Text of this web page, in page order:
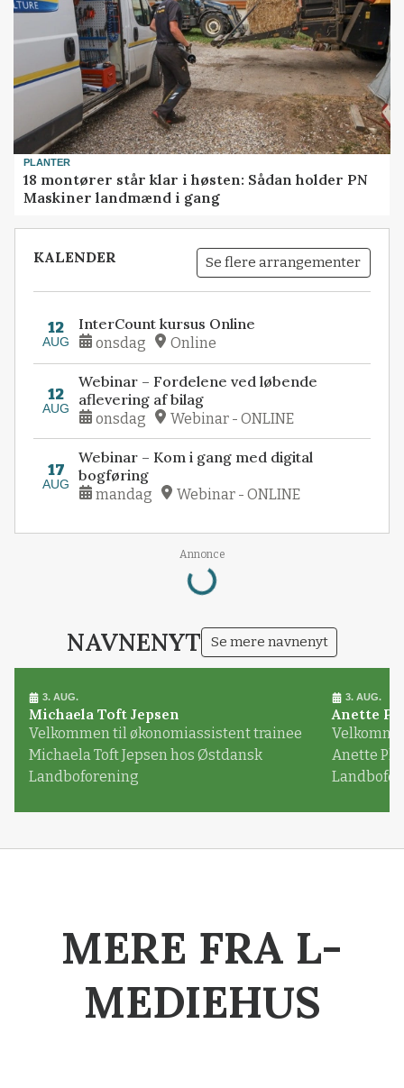
PLANTER
18 montører står klar i høsten: Sådan holder PN
Maskiner landmænd i gang
KALENDER Se flere arrangementer
12
AUG
InterCount kursus Online
onsdag Online
12
AUG
Webinar – Fordelene ved løbende
aflevering af bilag
onsdag Webinar - ONLINE
17
AUG
Webinar – Kom i gang med digital
bogføring
mandag Webinar - ONLINE
Annonce
Loading...
NAVNENYT Se mere navnenyt
3. AUG.
Michaela Toft Jepsen
Velkommen til økonomiassistent trainee
Michaela Toft Jepsen hos Østdansk
Landboforening
3. AUG.
Anette
Anette
MERE FRA L-
MEDIEHUS